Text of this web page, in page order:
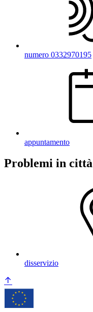
numero 0332970195
appuntamento
Problemi in città
disservizio